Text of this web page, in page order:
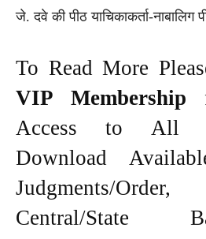
जे. दवे की पीठ याचिकाकर्ता-
To Read More
VIP Membership
Access to All
Download
Judgments/
Central/State